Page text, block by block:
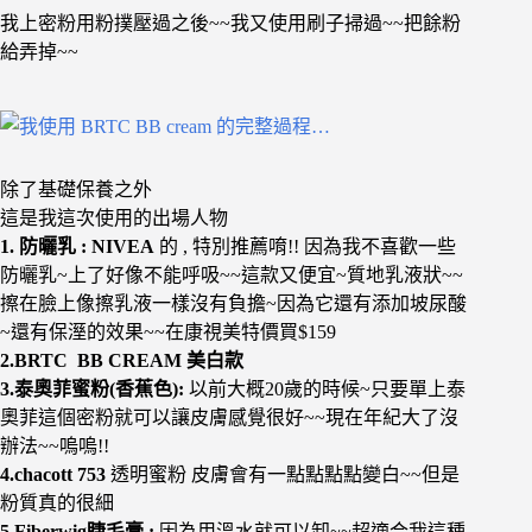
我上密粉用粉撲壓過之後~~我又使用刷子掃過~~把餘粉
給弄掉~~
除了基礎保養之外
這是我這次使用的出場人物
1. 防曬乳 : NIVEA 的 , 特別推薦唷!! 因為我不喜歡一些
防曬乳~上了好像不能呼吸~~這款又便宜~質地乳液狀~~
擦在臉上像擦乳液一樣沒有負擔~因為它還有添加坡尿酸
~還有保溼的效果~~在康視美特價買$159
2.BRTC BB CREAM 美白款
3.泰奧菲蜜粉(香蕉色): 以前大概20歲的時候~只要單上泰
奧菲這個密粉就可以讓皮膚感覺很好~~現在年紀大了沒
辦法~~嗚嗚!!
4.chacott 753 透明蜜粉 皮膚會有一點點點點變白~~但是
粉質真的很細